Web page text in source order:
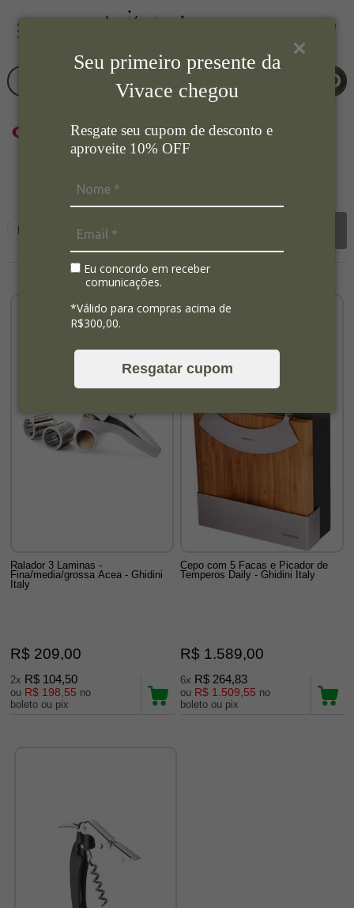
Seu primeiro presente da
Vivace chegou
Resgate seu cupom de desconto e
aproveite 10% OFF
Eu concordo em receber
comunicações.
*Válido para compras acima de
R$300,00.
Resgatar cupom
Ordenar por:
Ralador 3 Laminas -
Fina/media/grossa Acea - Ghidini
Italy
R$ 209,00
2x R$ 104,50
ou R$ 198,55 no
boleto ou pix
Cepo com 5 Facas e Picador de
Temperos Daily - Ghidini Italy
R$ 1.589,00
6x R$ 264,83
ou R$ 1.509,55 no
boleto ou pix